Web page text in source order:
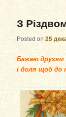
З
Posted on25
Бажаю друзям
і доля щоб до